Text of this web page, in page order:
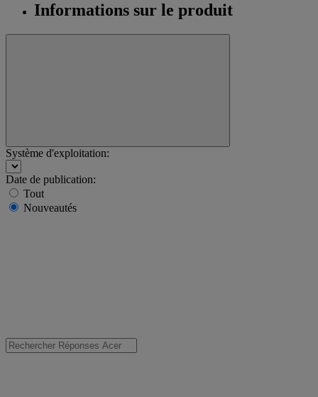
Informations sur le produit
Système d'exploitation:
Date de publication:
Tout
Nouveautés